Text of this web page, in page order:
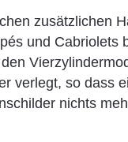
zusätzlichen
und Cabriolets
verlegt, so dass
nichts